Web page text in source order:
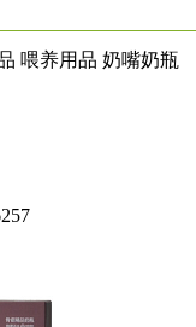
喂养用品 奶嘴奶瓶